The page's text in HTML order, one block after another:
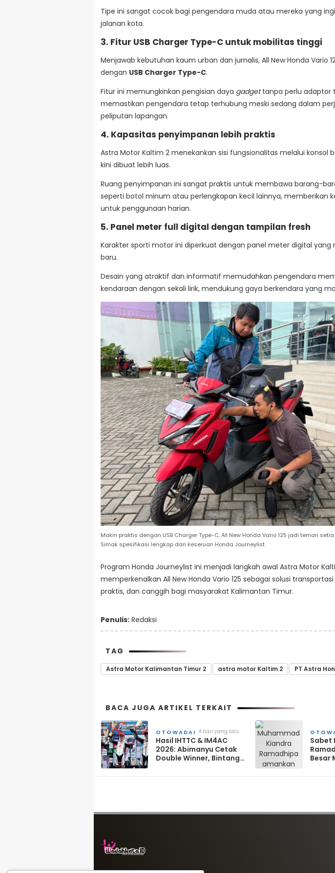
Tipe ini sangat cocok bagi pengendara muda atau mereka yang
jalanan kota.
3. Fitur USB Charger Type-C untuk mobilitas tinggi
Menjawab kebutuhan kaum urban dan jurnalis, All New Honda Vario
dengan USB Charger Type-C.
Fitur ini memungkinkan pengisian daya gadgettanpa perlu adaptor
memastikan pengendara tetap terhubung meski sedang dalam
peliputan lapangan.
4. Kapasitas penyimpanan lebih praktis
Astra Motor Kaltim 2 menekankan sisi fungsionalitas melalui konsol
kini dibuat lebih luas.
Ruang penyimpanan ini sangat praktis untuk membawa barang-
seperti botol minum atau perlengkapan kecil lainnya, memberikan
untuk penggunaan harian.
5. Panel meter full digital dengan tampilan fresh
Karakter sporti motor ini diperkuat dengan panel meter digital yang
baru.
Desain yang atraktif dan informatif memudahkan pengendara
kendaraan dengan sekali lirik, mendukung gaya berkendara yang
Makin praktis dengan USB Charger Type-C, All New Honda Vario 125 jadi teman
Simak spesifikasi lengkap dan keseruan Honda Journeylist
Program Honda Journeylist ini menjadi langkah awal Astra Motor
memperkenalkan All New Honda Vario 125 sebagai solusi
praktis, dan canggih bagi masyarakat Kalimantan Timur.
Penulis: Redaksi
TAG
Astra Motor Kalimantan Timur 2 astra motor Kaltim 2 PT Astra
BACA JUGA ARTIKEL TERKAIT
OTOWADAI 4 hari yang lalu
Hasil IHTTC & IM4AC
2026: Abimanyu Cetak
Double Winner, Bintang
Sabet
Besar